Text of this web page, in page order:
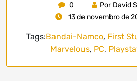
0
Por David
13 de novembro de
Tags:Bandai-Namco, First
Marvelous, PC,